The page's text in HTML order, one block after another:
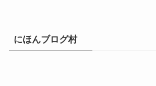
にほんブログ村